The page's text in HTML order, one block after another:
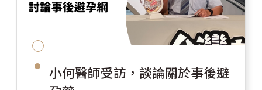
小何醫師受訪，談論關於事後避